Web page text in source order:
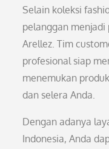
Selain koleksi
pelanggan
Arellez. Tim
profesional siap
menemukan
dan selera Anda.
Dengan adanya
Indonesia, Anda